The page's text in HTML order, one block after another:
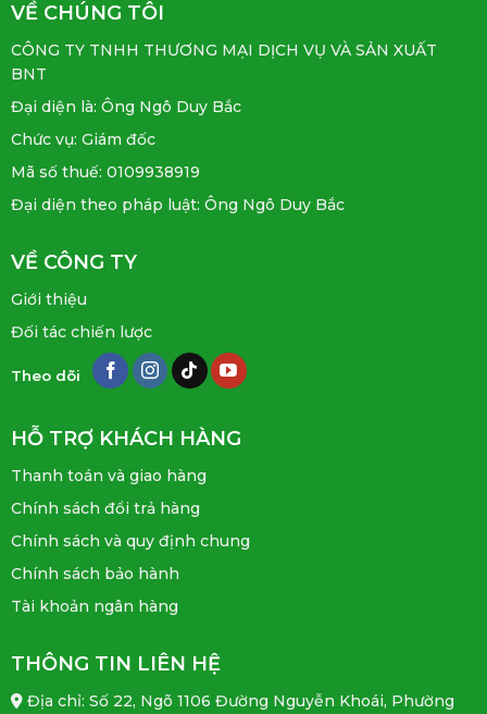
VỀ CHÚNG TÔI
CÔNG TY TNHH THƯƠNG MẠI DỊCH VỤ VÀ SẢN XUẤT
BNT
Đại diện là: Ông Ngô Duy Bắc
Chức vụ: Giám đốc
Mã số thuế: 0109938919
Đại diện theo pháp luật: Ông Ngô Duy Bắc
VỀ CÔNG TY
Giới thiệu
Đối tác chiến lược
Theo dõi
HỖ TRỢ KHÁCH HÀNG
Thanh toán và giao hàng
Chính sách đổi trả hàng
Chính sách và quy định chung
Chính sách bảo hành
Tài khoản ngân hàng
THÔNG TIN LIÊN HỆ
Địa chỉ: Số 22, Ngõ 1106 Đường Nguyễn Khoái, Phường